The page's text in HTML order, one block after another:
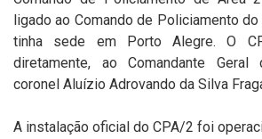
ligado ao Comando de Policiamento
tinha sede em Porto Alegre. O
diretamente, ao Comandante Geral
coronel Aluízio Adrovando da Silva
A instalação oficial do CPA/2 foi